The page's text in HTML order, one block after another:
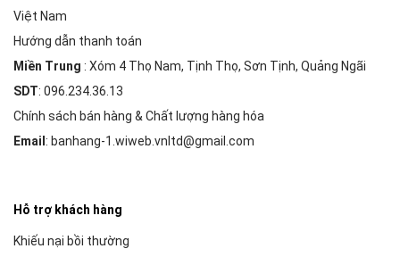
Việt Nam
Hướng dẫn thanh toán
Miền Trung : Xóm 4 Thọ Nam, Tịnh Thọ, Sơn Tịnh, Quảng Ngãi
SDT: 096.234.36.13
Chính sách bán hàng & Chất lượng hàng hóa
Email : banhang-1.wiweb.vnltd@gmail.com
Hỗ trợ khách hàng
Khiếu nại bồi thường